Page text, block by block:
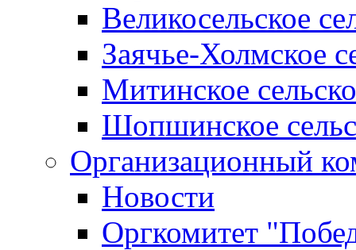
Великосельское
Заячье-Холмское
Митинское
Шопшинское
Организационный
Новости
Оргкомитет